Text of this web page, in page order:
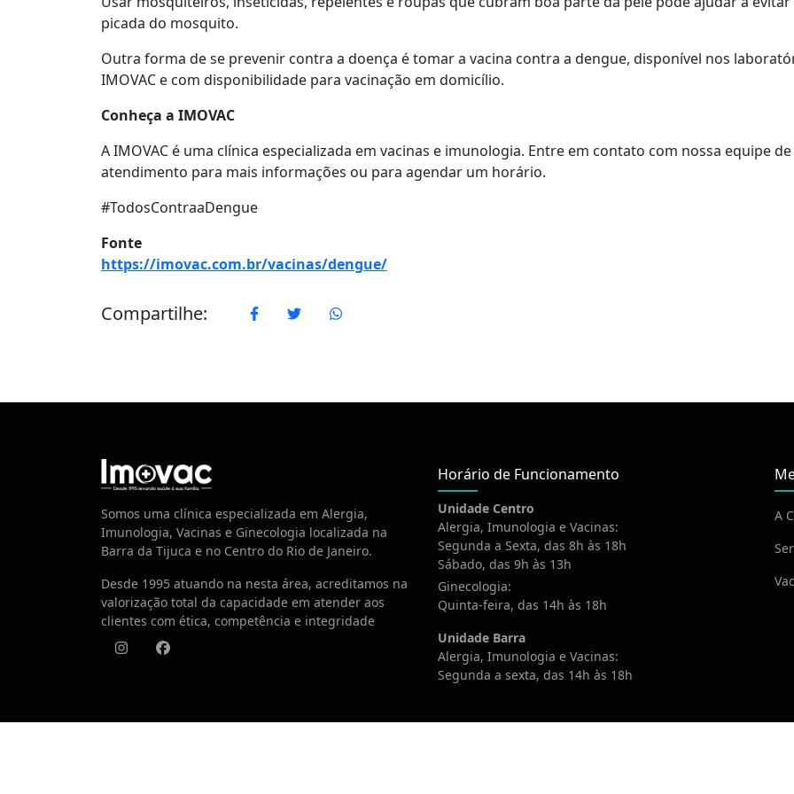
picada do mosquito.
Outra forma de se prevenir contra a doença é tomar a vacina contra a dengue, disponível nos
IMOVAC e com disponibilidade para vacinação em domicílio.
Conheça a IMOVAC
A IMOVAC é uma clínica especializada em vacinas e imunologia. Entre em contato com nossa equipe de
atendimento para mais informações ou para agendar um horário.
#TodosContraaDengue
Fonte
https://imovac.com.br/vacinas/dengue/
Compartilhe: FacebookTwitterWhatsApp
Centro de Vacinação
Somos uma clínica especializada em Alergia,
Imunologia, Vacinas e Ginecologia localizada na
Barra da Tijuca e no Centro do Rio de Janeiro.
Desde 1995 atuando na nesta área, acreditamos na
valorização total da capacidade em atender aos
clientes com ética, competência e integridade
InstagramFacebook
Horário de Funcionamento
Unidade Centro
Alergia, Imunologia e Vacinas:
Segunda a Sexta, das 8h às 18h
Sábado, das 9h às 13h
Ginecologia:
Quinta-feira, das 14h às 18h
Unidade Barra
Alergia, Imunologia e Vacinas:
Segunda a sexta, das 14h às 18h
A